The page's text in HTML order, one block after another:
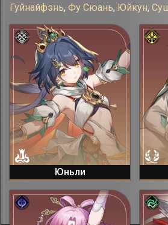
Гуйнайфэнь, Фу Сюань, Юйкун,
Юньли